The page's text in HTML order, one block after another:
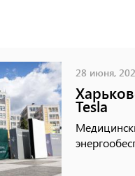
28 июня,
Tesla